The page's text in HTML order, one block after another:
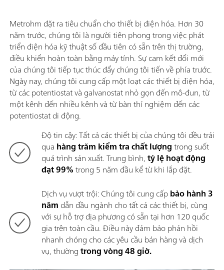
Metrohm đặt ra tiêu chuẩn cho thiết bị điện hóa. Hơn 30
năm trước, chúng tôi là người tiên phong trong việc phát
triển điện hóa kỹ thuật số đầu tiên có sẵn trên thị trường,
điều khiển hoàn toàn bằng máy tính. Sự cam kết đổi mới
của chúng tôi tiếp tục thúc đẩy chúng tôi tiến về phía trước.
Ngày nay, chúng tôi cung cấp một loạt các thiết bị điện hóa,
từ các potentiostat và galvanostat nhỏ gọn đến mô-đun, từ
một kênh đến nhiều kênh và từ bàn thí nghiệm đến các
potentiostat di động.
Độ tin cậy: Tất cả các thiết bị của chúng tôi đều trải
qua hàng trăm kiểm tra chất lượngtrong suốt
quá trình sản xuất. Trung bình,tỷ lệ hoạt động
đạt 99%trong 5 năm đầu kể từ khi lắp đặt.
Dịch vụ vượt trội: Chúng tôi cung cấpbảo hành 3
năm dẫn đầu ngành cho tất cả các thiết bị, cùng
với sự hỗ trợ địa phương có sẵn tại hơn 120 quốc
gia trên toàn cầu. Điều này đảm bảo phản hồi
nhanh chóng cho các yêu cầu bán hàng và dịch
vụ, thườngtrong vòng 48 giờ.